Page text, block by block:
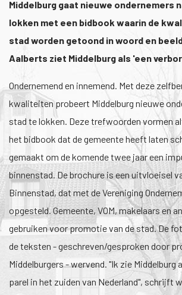
Middelburg gaat nieuwe ondernemers
lokken met een bidbook waarin de
stad worden getoond in woord en
Aalberts ziet Middelburg als 'een
Ondernemend en innemend. Met deze
kwaliteiten probeert Middelburg nieuwe
stad te lokken. Deze trefwoorden vormen
het bidbook dat de gemeente heeft laten
gemaakt om de komende twee jaar een
binnenstad. De brochure is een uitvloeisel
Binnenstad, dat met de Vereniging
opgesteld. Gemeente, VOM, makelaars en
gebruiken voor promotie van de stad. De
de teksten - geschreven/gesproken door
Middelburgers - wervend. "Ik zie Middelburg
parel in het zuiden van Nederland", schrijft